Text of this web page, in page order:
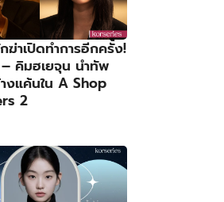
ฆ่าเปิดทำการอีกครั้ง!
คิมฮเยจุน นำทัพ
งแค้นใน A Shop
2